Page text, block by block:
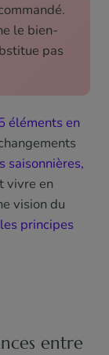
le bien-
pas
éléments en
saisonnières,
vivre en
vision du
principes
entre